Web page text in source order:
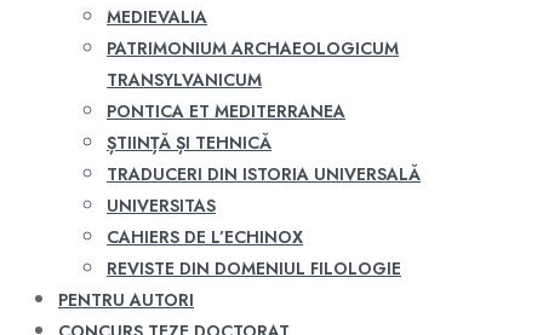
MEDIEVALIA
PATRIMONIUM ARCHAEOLOGICUM
TRANSYLVANICUM
PONTICA ET MEDITERRANEA
ȘTIINȚĂ ȘI TEHNICĂ
TRADUCERI DIN ISTORIA UNIVERSALĂ
UNIVERSITAS
CAHIERS DE L’ECHINOX
REVISTE DIN DOMENIUL FILOLOGIE
PENTRU AUTORI